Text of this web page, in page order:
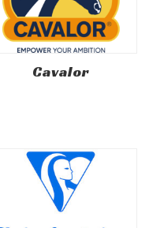
Cavalor